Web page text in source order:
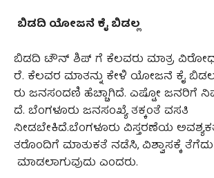
ಬಿಡದಿ ಯೋಜನೆ ಕೈ ಬಿಡಲ್ಲ
ಬಿಡದಿ ಟೌನ್ ಶಿಪ್ ಗೆ ಕೆಲವರು ಮಾತ್ರ ವಿರೋಧ
ರೆ. ಕೆಲವರ ಮಾತನ್ನು ಕೇಳಿ ಯೋಜನೆ ಕೈ
ರು ಜನಸಂದಣಿ ಹೆಚ್ಚಾಗಿದೆ. ಎಷ್ಟೋ ಜನರಿಗೆ
ದೆ. ಬೆಂಗಳೂರು ಜನಸಂಖ್ಯೆ ತಕ್ಕಂತೆ ವಸತಿ
ನೀಡಬೇಕಿದೆ.ಬೆಂಗಳೂರು ವಿಸ್ತರಣೆಯ
ತರೊಂದಿಗೆ ಮಾತುಕತೆ ನಡೆಸಿ, ವಿಶ್ವಾಸಕ್ಕೆ
ಮಾಡಲಾಗುವುದು ಎಂದರು.